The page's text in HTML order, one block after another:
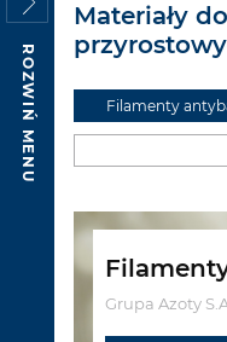
ROZWIŃ MENU
Materiały
Filamenty
Grupa Azoty